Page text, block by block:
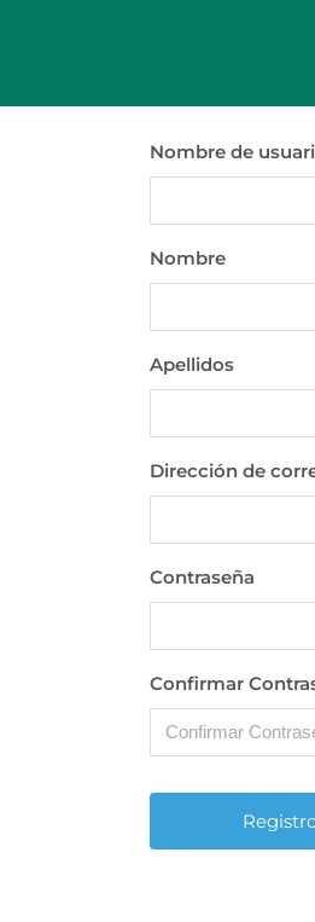
Nombre de
Nombre
Apellidos
Dirección de
Contraseña
Confirmar